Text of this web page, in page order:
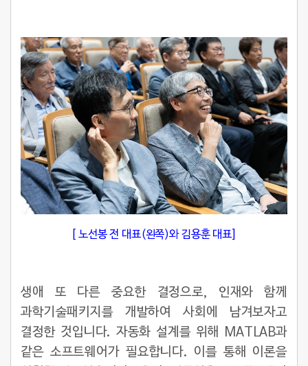
[ 노선봉 전 대표(왼쪽)와 김용훈 대표]
생애 또 다른 중요한 결정으로, 인재와 함께
과학기술패키지를 개발하여 사회에 남겨보자고
결정한 것입니다. 자동화 설계를 위해 MATLAB과
같은 소프트웨어가 필요합니다. 이를 통해 이론을